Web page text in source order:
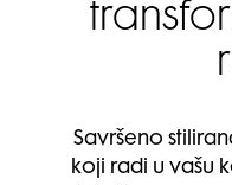
Savršeno
koji radi u vašu